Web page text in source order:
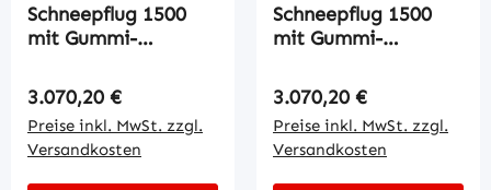
Schneepflug 1500
mit Gummi-
Regulärer Preis:
3.070,20 €
Preise inkl. MwSt. zzgl.
Versandkosten
Schneepflug 1500
mit Gummi-
Regulärer Preis:
3.070,20 €
Preise inkl. MwSt. zzgl.
Versandkosten